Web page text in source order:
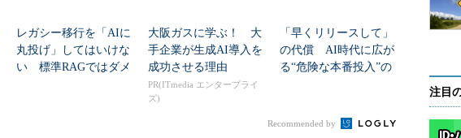
レガシー移行を「AIに
丸投げ」してはいけな
い 標準RAGではダメ
大阪ガスに学ぶ！ 大
手企業が生成AI導入を
成功させる理由
PR(ITmedia エンタープライ
ズ)
「早くリリースして」
の代償 AI時代に広が
る“危険な本番投入”の
Recommended by
注目